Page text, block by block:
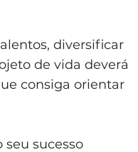
diversificar
de vida deverá
consiga orientar
seu sucesso